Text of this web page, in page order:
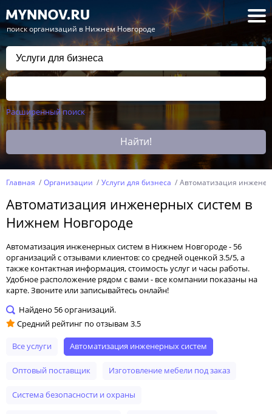
— поиск организаций в Нижнем Новгороде
Расширенный поиск
Найти!
Главная Организации Услуги для бизнеса Автоматизация
Автоматизация инженерных систем в
Нижнем Новгороде
Автоматизация инженерных систем в Нижнем Новгороде - 56
организаций с отзывами клиентов: со средней оценкой 3.5/5, а
также контактная информация, стоимость услуг и часы работы.
Удобное расположение рядом с вами - все компании показаны на
карте. Звоните или записывайтесь онлайн!
Найдено 56 организаций.
Средний рейтинг по отзывам 3.5
Все услуги автоматизация инженерных систем
оптовый поставщик изготовление мебели под заказ
система безопасности и охраны